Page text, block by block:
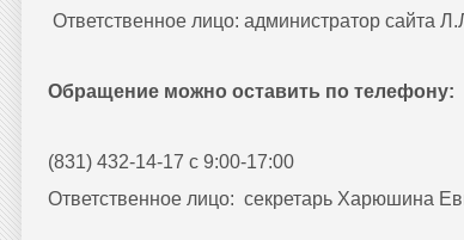
Ответственное лицо: администратор сайта
Обращение можно оставить по телефону:
(831) 432-14-17 с 9:00-17:00
Ответственное лицо: секретарь Харюшина